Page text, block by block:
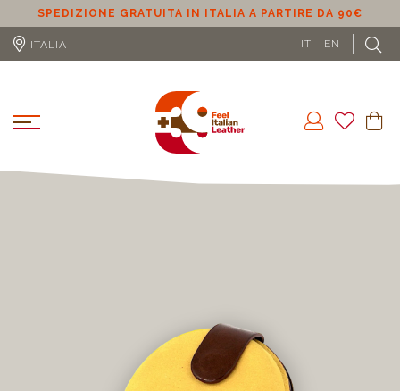
SPEDIZIONE GRATUITA IN ITALIA A PARTIRE DA 90€
ITALIA IT EN